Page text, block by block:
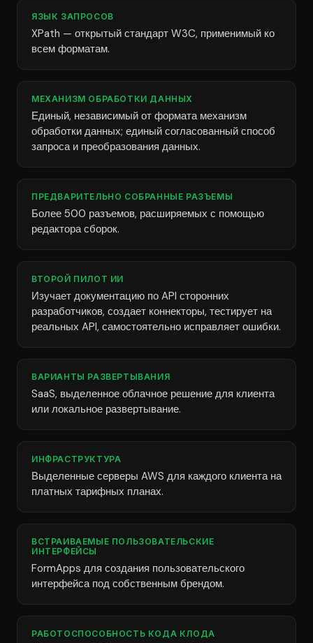
ЯЗЫК ЗАПРОСОВ
XPath — открытый стандарт W3C, применимый ко
всем форматам.
МЕХАНИЗМ ОБРАБОТКИ ДАННЫХ
Единый, независимый от формата механизм
обработки данных; единый согласованный способ
запроса и преобразования данных.
ПРЕДВАРИТЕЛЬНО СОБРАННЫЕ РАЗЪЕМЫ
Более 500 разъемов, расширяемых с помощью
редактора сборок.
ВТОРОЙ ПИЛОТ ИИ
Изучает документацию по API сторонних
разработчиков, создает коннекторы, тестирует на
реальных API, самостоятельно исправляет ошибки.
ВАРИАНТЫ РАЗВЕРТЫВАНИЯ
SaaS, выделенное облачное решение для клиента
или локальное развертывание.
ИНФРАСТРУКТУРА
Выделенные серверы AWS для каждого клиента на
платных тарифных планах.
ВСТРАИВАЕМЫЕ ПОЛЬЗОВАТЕЛЬСКИЕ
ИНТЕРФЕЙСЫ
FormApps для создания пользовательского
интерфейса под собственным брендом.
РАБОТОСПОСОБНОСТЬ КОДА КЛОДА